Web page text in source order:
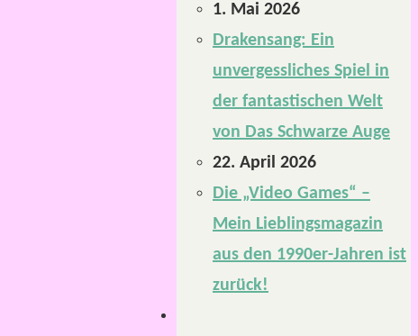
1. Mai 2026
Drakensang: Ein
unvergessliches Spiel in
der fantastischen Welt
von Das Schwarze Auge
22. April 2026
Die „Video Games“ –
Mein Lieblingsmagazin
aus den 1990er-Jahren ist
zurück!